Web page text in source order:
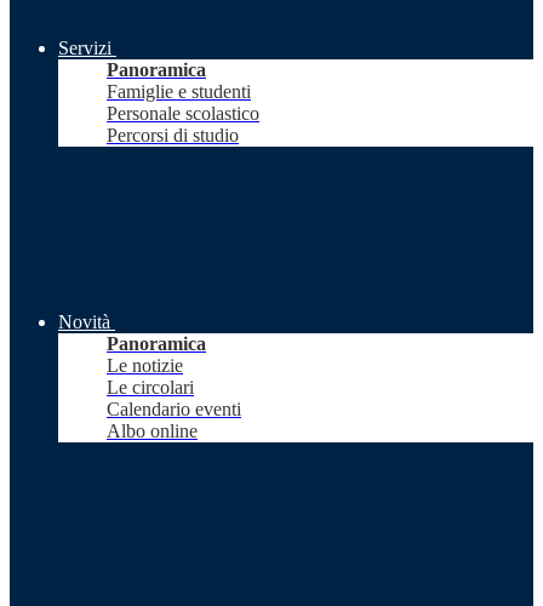
Servizi
Panoramica
Famiglie e studenti
Personale scolastico
Percorsi di studio
Novità
Panoramica
Le notizie
Le circolari
Calendario eventi
Albo online